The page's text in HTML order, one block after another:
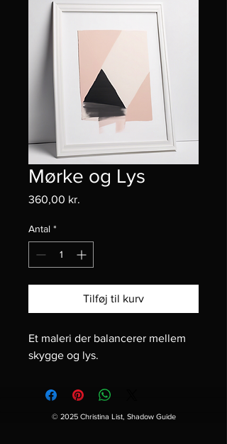
Mørke og Lys
360,00 kr.
Antal *
Tilføj til kurv
Et maleri der balancerer mellem
skygge og lys.
© 2025 Christina List, Shadow Guide